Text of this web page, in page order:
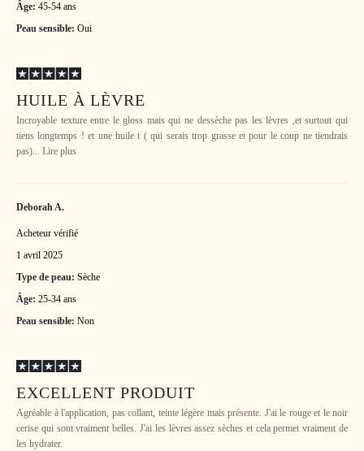
Âge: 45-54 ans
Peau sensible: Oui
HUILE À LÈVRE
Incroyable texture entre le gloss mais qui ne dessèche pas les lèvres ,et surtout qui
tiens longtemps ! et une huile t ( qui serais trop grasse et pour le coup ne tiendrais
pas)... Lire plus
Deborah A.
Acheteur vérifié
1 avril 2025
Type de peau: Sèche
Âge: 25-34 ans
Peau sensible: Non
EXCELLENT PRODUIT
Agréable à l'application, pas collant, teinte légère mais présente. J'ai le rouge et le noir
cerise qui sont vraiment belles. J'ai les lèvres assez sèches et cela permet vraiment de
les hydrater.